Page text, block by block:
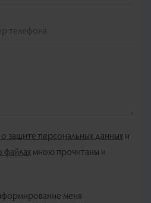
защите персональных данныхи
файлахмною прочитаны и
меня